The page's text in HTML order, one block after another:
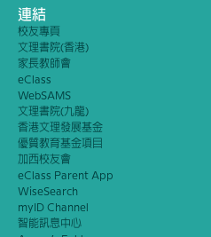
連結
校友專頁
文理書院(香港)
家長教師會
eClass
WebSAMS
文理書院(九龍)
香港文理發展基金
優質教育基金項目
加西校友會
eClass Parent App
WiseSearch
myID Channel
智能訊息中心